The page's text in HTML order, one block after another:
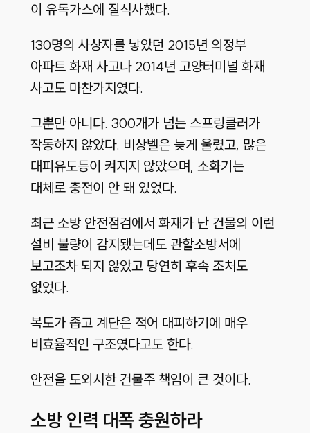
이 유독가스에 질식사했다.
130명의 사상자를 낳았던 2015년 의정부
아파트 화재 사고나 2014년 고양터미널 화재
사고도 마찬가지였다.
그뿐만 아니다. 300개가 넘는 스프링클러가
작동하지 않았다. 비상벨은 늦게 울렸고, 많은
대피유도등이 켜지지 않았으며, 소화기는
대체로 충전이 안 돼 있었다.
최근 소방 안전점검에서 화재가 난 건물의 이런
설비 불량이 감지됐는데도 관할소방서에
보고조차 되지 않았고 당연히 후속 조처도
없었다.
복도가 좁고 계단은 적어 대피하기에 매우
비효율적인 구조였다고도 한다.
안전을 도외시한 건물주 책임이 큰 것이다.
소방 인력 대폭 충원하라